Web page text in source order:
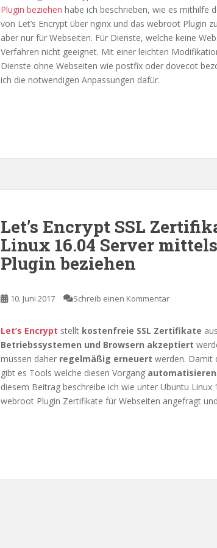
Plugin beziehen habe ich beschrieben, wie es mithilfe
von Let’s Encrypt über nginx und das webroot Plugin
aber nur für Webseiten. Für Dienste, welche keine
Verfahren nicht geeignet. Mit einer leichten
Dienste ohne Webseiten wie postfix oder dovecot
ich die notwendigen Anpassungen dafür.
Let’s Encrypt SSL
Linux 16.04 Server
Plugin beziehen
10. Juni 2017 Schreib einen Kommentar
Let’s Encrypt stellt kostenfreie SSL Zertifikate
Betriebssystemen und Browsern akzeptiert
müssen daher regelmäßig erneuert werden. Damit
gibt es Tools welche diesen Vorgang automatisieren
diesem Beitrag beschreibe ich wie unter Ubuntu
webroot Plugin Zertifikate für Webseiten angefragt